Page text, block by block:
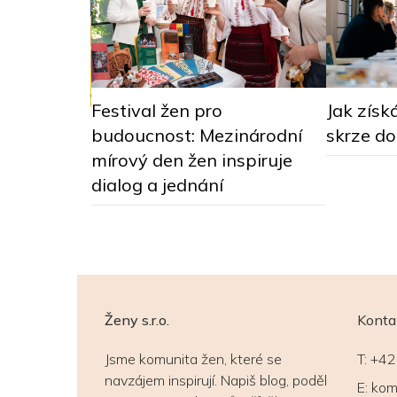
Festival žen pro
budoucnost: Mezinárodní
mírový den žen inspiruje
dialog a jednání
Jak
skrze
Ženy s.r.o.
Jsme komunita žen, které se
navzájem inspirují. Napiš blog, poděl
T:
E: